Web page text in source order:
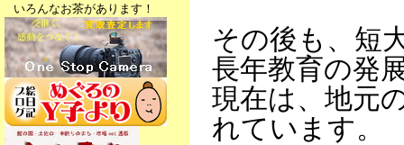
いろんなお茶があります！
その後も、短
長年教育の発
現在は、地元
れています。